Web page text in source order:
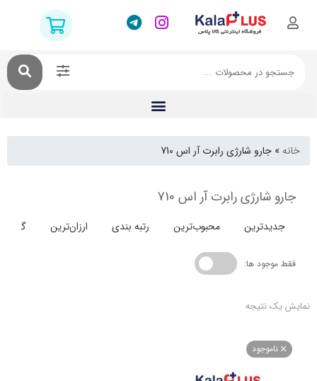
جارو شارژی رابرت آر اس 710
رابرت آر اس 710
محبوب‌ترین رتبه بندی ارزان‌ترین گران‌ترین
ها:
نتیجه